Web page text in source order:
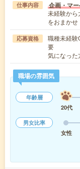
仕事内容 企画・マ
未経験から
をおまか
応募資格
職種未経験
要
気になった
職場の雰囲気
年齢層
20代
男女比率
女性